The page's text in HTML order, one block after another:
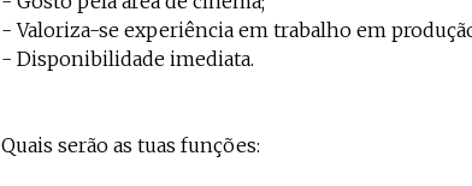
- Valoriza-se experiência em trabalho em
- Disponibilidade imediata.
Quais serão as tuas funções: